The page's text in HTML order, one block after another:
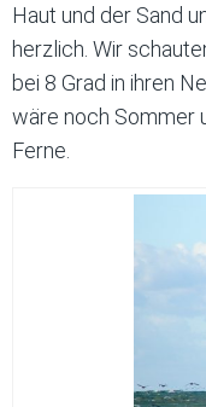
Haut und der Sand
herzlich. Wir
bei 8 Grad in ihren
wäre noch Sommer
Ferne.